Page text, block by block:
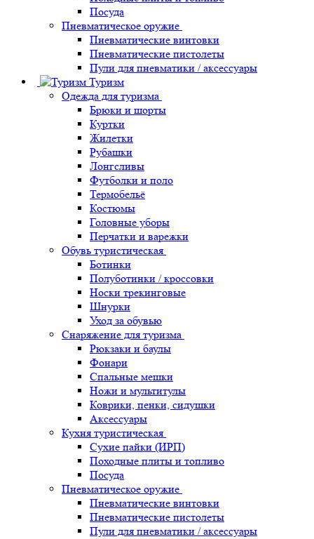
Посуда
Пневматическое оружие
Пневматические винтовки
Пневматические пистолеты
Пули для пневматики / аксессуары
Туризм
Одежда для туризма
Брюки и шорты
Куртки
Жилетки
Рубашки
Лонгсливы
Футболки и поло
Термобельё
Костюмы
Головные уборы
Перчатки и варежки
Обувь туристическая
Ботинки
Полуботинки / кроссовки
Носки трекинговые
Шнурки
Уход за обувью
Снаряжение для туризма
Рюкзаки и баулы
Фонари
Спальные мешки
Ножи и мультитулы
Коврики, пенки, сидушки
Аксессуары
Кухня туристическая
Сухие пайки (ИРП)
Походные плиты и топливо
Посуда
Пневматическое оружие
Пневматические винтовки
Пневматические пистолеты
Пули для пневматики / аксессуары